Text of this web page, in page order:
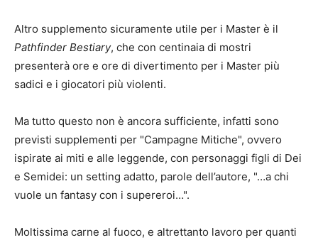
Altro supplemento sicuramente utile per i Master è il
Pathfinder Bestiary, che con centinaia di mostri
presenterà ore e ore di divertimento per i Master più
sadici e i giocatori più violenti.
Ma tutto questo non è ancora sufficiente, infatti sono
previsti supplementi per "Campagne Mitiche", ovvero
ispirate ai miti e alle leggende, con personaggi figli di Dei
e Semidei: un setting adatto, parole dell’autore, "…a chi
vuole un fantasy con i supereroi…".
Moltissima carne al fuoco, e altrettanto lavoro per quanti